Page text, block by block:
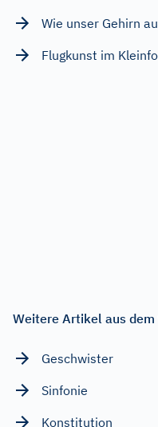
Wie unser Gehirn
Flugkunst im
Weitere Artikel aus
Geschwister
Sinfonie
Konstitution